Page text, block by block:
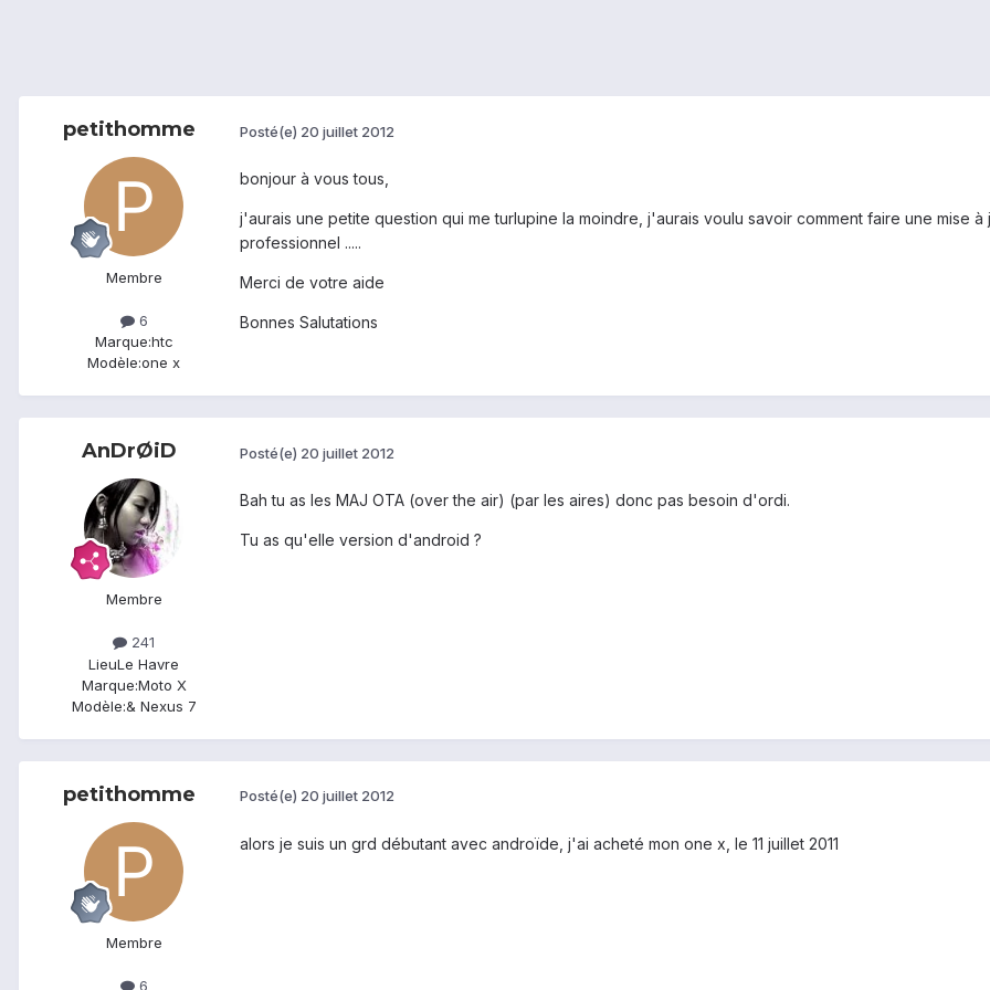
petithomme
Membre
6
Marque:htc
Modèle:one x
Posté(e) 20 juillet 2012
bonjour à vous tous,
j'aurais une petite question qui me turlupine la moindre, j'aurais voulu savoir comment faire une mise
professionnel .....
Merci de votre aide
Bonnes Salutations
AnDrØiD
Membre
241
LieuLe Havre
Marque:Moto X
Modèle:& Nexus 7
Posté(e) 20 juillet 2012
Bah tu as les MAJ OTA (over the air) (par les aires) donc pas besoin d'ordi.
Tu as qu'elle version d'android ?
petithomme
Membre
6
Posté(e) 20 juillet 2012
alors je suis un grd débutant avec androïde, j'ai acheté mon one x, le 11 juillet 2011